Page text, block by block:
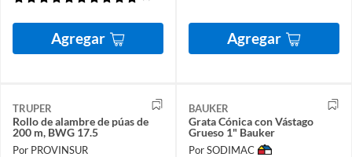
Agregar Agregar
TRUPER
Rollo de alambre de púas de
200 m, BWG 17.5
Por PROVINSUR
BAUKER
Grata Cónica con Vástago
Grueso 1" Bauker
Por SODIMAC